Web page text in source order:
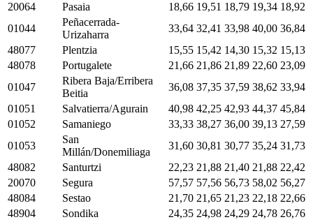
20064
Pasaia 18,66 19,51 18,79 19,34 18,92
01044
Peñacerrada-
Urizaharra
33,64 32,41 33,98 40,00 36,84
48077
Plentzia 15,55 15,42 14,30 15,32 15,13
48078
Portugalete 21,66 21,86 21,89 22,60 23,09
01047
Ribera Baja/Erribera
Beitia
36,08 37,35 37,59 38,62 33,94
01051
Salvatierra/Agurain 40,98 42,25 42,93 44,37 45,84
01052
Samaniego 33,33 38,27 36,00 39,13 27,59
01053
San
Millán/Donemiliaga
31,60 30,81 30,77 35,24 31,73
48082
Santurtzi 22,23 21,88 21,40 21,88 22,42
20070
Segura 57,57 57,56 56,73 58,02 56,27
48084
Sestao 21,70 21,65 21,23 22,18 22,66
48904
Sondika 24,35 24,98 24,29 24,78 26,76